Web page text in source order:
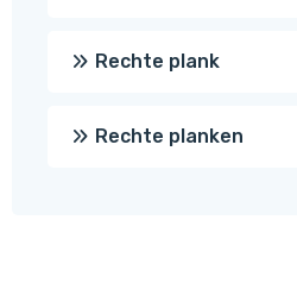
Rechte plank
Rechte planken